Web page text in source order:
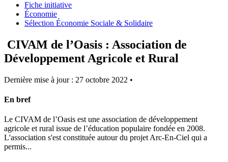
Fiche initiative
Économie
Sélection Économie Sociale & Solidaire
CIVAM de l’Oasis : Association de
Développement Agricole et Rural
Dernière mise à jour : 27 octobre 2022 •
En bref
Le CIVAM de l’Oasis est une association de développement
agricole et rural issue de l’éducation populaire fondée en 2008.
L'association s'est constituée autour du projet Arc-En-Ciel qui a
permis...